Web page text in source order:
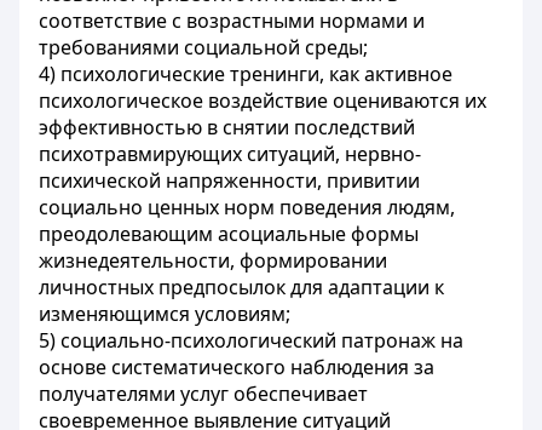
соответствие с возрастными нормами и
требованиями социальной среды;
4) психологические тренинги, как активное
психологическое воздействие оцениваются их
эффективностью в снятии последствий
психотравмирующих ситуаций, нервно-
психической напряженности, привитии
социально ценных норм поведения людям,
преодолевающим асоциальные формы
жизнедеятельности, формировании
личностных предпосылок для адаптации к
изменяющимся условиям;
5) социально-психологический патронаж на
основе систематического наблюдения за
получателями услуг обеспечивает
своевременное выявление ситуаций